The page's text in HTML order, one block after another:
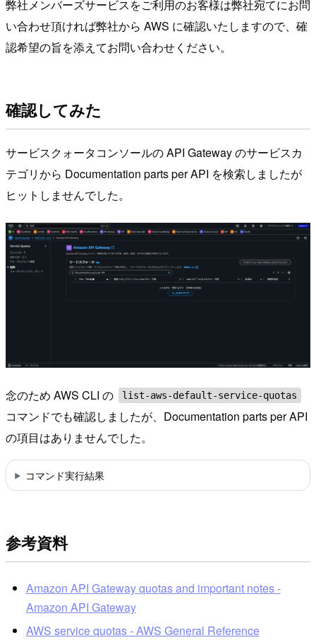
弊社メンバーズサービスをご利用のお客様は弊社宛てにお問
い合わせ頂ければ弊社から AWS に確認いたしますので、確
認希望の旨を添えてお問い合わせください。
確認してみた
サービスクォータコンソールの API Gateway のサービスカ
テゴリから Documentation parts per API を検索しましたが
ヒットしませんでした。
念のため AWS CLI の list-aws-default-service-quotas
コマンドでも確認しましたが、Documentation parts per API
の項目はありませんでした。
コマンド実行結果
参考資料
Amazon API Gateway quotas and important notes -
Amazon API Gateway
AWS service quotas - AWS General Reference